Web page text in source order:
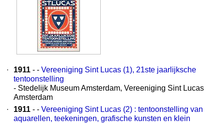
· 1911 - - Vereeniging Sint Lucas (1), 21ste jaarlijksche
tentoonstelling
- Stedelijk Museum Amsterdam, Vereeniging Sint Lucas
Amsterdam
·
1911 - - Vereeniging Sint Lucas (2) : tentoonstelling van
aquarellen, teekeningen, grafische kunsten en klein